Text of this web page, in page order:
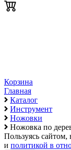
Корзина
Главная
Каталог
Инструмент
Ножовки
Ножовка по
Пользуясь сайтом,
и политикой в